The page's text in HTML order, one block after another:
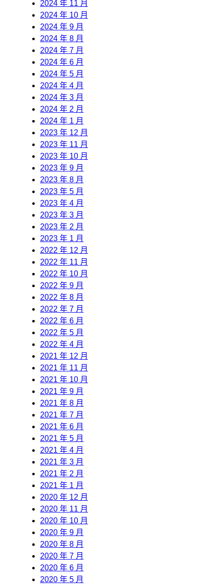
2024 年 11 月
2024 年 10 月
2024 年 9 月
2024 年 8 月
2024 年 7 月
2024 年 6 月
2024 年 5 月
2024 年 4 月
2024 年 3 月
2024 年 2 月
2024 年 1 月
2023 年 12 月
2023 年 11 月
2023 年 10 月
2023 年 9 月
2023 年 8 月
2023 年 5 月
2023 年 4 月
2023 年 3 月
2023 年 2 月
2023 年 1 月
2022 年 12 月
2022 年 11 月
2022 年 10 月
2022 年 9 月
2022 年 8 月
2022 年 7 月
2022 年 6 月
2022 年 5 月
2022 年 4 月
2021 年 12 月
2021 年 11 月
2021 年 10 月
2021 年 9 月
2021 年 8 月
2021 年 7 月
2021 年 6 月
2021 年 5 月
2021 年 4 月
2021 年 3 月
2021 年 2 月
2021 年 1 月
2020 年 12 月
2020 年 11 月
2020 年 10 月
2020 年 9 月
2020 年 8 月
2020 年 7 月
2020 年 6 月
2020 年 5 月